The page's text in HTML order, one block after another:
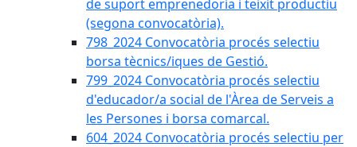
de suport emprenedoria i teixit productiu
(segona convocatòria).
798_2024 Convocatòria procés selectiu
borsa tècnics/iques de Gestió.
799_2024 Convocatòria procés selectiu
d'educador/a social de l'Àrea de Serveis a
les Persones i borsa comarcal.
604_2024 Convocatòria procés selectiu per